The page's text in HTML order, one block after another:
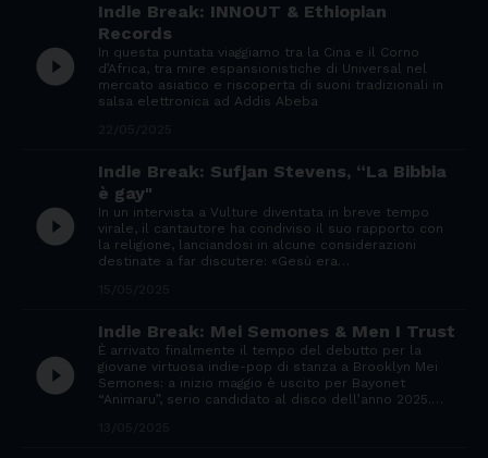
play_circle_filled
Indie Break: INNOUT & Ethiopian
Records
In questa puntata viaggiamo tra la Cina e il Corno
d’Africa, tra mire espansionistiche di Universal nel
mercato asiatico e riscoperta di suoni tradizionali in
salsa elettronica ad Addis Abeba
play_circle_filled
Indie Break: Sufjan Stevens, “La Bibbia
è gay"
In un intervista a Vulture diventata in breve tempo
virale, il cantautore ha condiviso il suo rapporto con
la religione, lanciandosi in alcune considerazioni
destinate a far discutere: «Gesù era…
play_circle_filled
Indie Break: Mei Semones & Men I Trust
È arrivato finalmente il tempo del debutto per la
giovane virtuosa indie-pop di stanza a Brooklyn Mei
Semones: a inizio maggio è uscito per Bayonet
“Animaru”, serio candidato al disco dell’anno 2025.…